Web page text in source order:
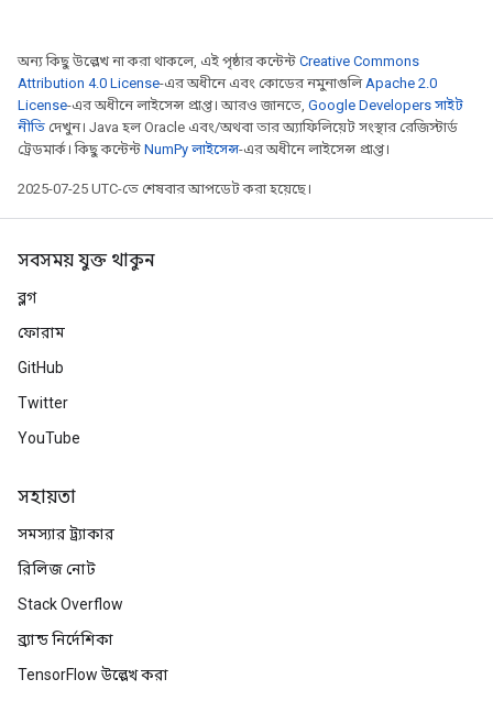
অন্য কিছু উল্লেখ না করা থাকলে, এই পৃষ্ঠার কন্টেন্ট Creative Commons
Attribution 4.0 License-এর অধীনে এবং কোডের নমুনাগুলিApache 2.0
License-এর অধীনে লাইসেন্স প্রাপ্ত। আরও জানতে, Google Developers সাইট
নীতি দেখুন। Java হল Oracle এবং/অথবা তার অ্যাফিলিয়েট সংস্থার রেজিস্টার্ড
ট্রেডমার্ক। কিছু কন্টেন্ট NumPy লাইসেন্স-এর অধীনে লাইসেন্স প্রাপ্ত।
2025-07-25 UTC-তে শেষবার আপডেট করা হয়েছে।
সবসময় যুক্ত থাকুন
ব্লগ
ফোরাম
GitHub
Twitter
YouTube
সহায়তা
সমস্যার ট্র্যাকার
রিলিজ নোট
Stack Overflow
ব্র্যান্ড নির্দেশিকা
TensorFlow উল্লেখ করা